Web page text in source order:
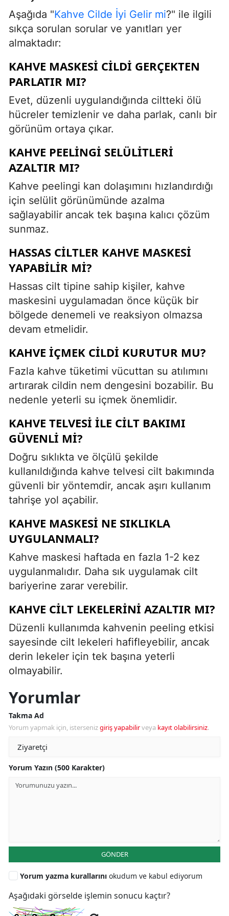
Aşağıda "Kahve Cilde İyi Gelir mi?" ile ilgili
sıkça sorulan sorular ve yanıtları yer
almaktadır:
KAHVE MASKESI CILDI GERÇEKTEN
PARLATIR MI?
Evet, düzenli uygulandığında ciltteki ölü
hücreler temizlenir ve daha parlak, canlı bir
görünüm ortaya çıkar.
KAHVE PEELINGI SELÜLITLERI
AZALTIR MI?
Kahve peelingi kan dolaşımını hızlandırdığı
için selülit görünümünde azalma
sağlayabilir ancak tek başına kalıcı çözüm
sunmaz.
HASSAS CILTLER KAHVE MASKESI
YAPABILIR MI?
Hassas cilt tipine sahip kişiler, kahve
maskesini uygulamadan önce küçük bir
bölgede denemeli ve reaksiyon olmazsa
devam etmelidir.
KAHVE IÇMEK CILDI KURUTUR MU?
Fazla kahve tüketimi vücuttan su atılımını
artırarak cildin nem dengesini bozabilir. Bu
nedenle yeterli su içmek önemlidir.
KAHVE TELVESI ILE CILT BAKIMI
GÜVENLI MI?
Doğru sıklıkta ve ölçülü şekilde
kullanıldığında kahve telvesi cilt bakımında
güvenli bir yöntemdir, ancak aşırı kullanım
tahrişe yol açabilir.
KAHVE MASKESI NE SIKLIKLA
UYGULANMALI?
Kahve maskesi haftada en fazla 1-2 kez
uygulanmalıdır. Daha sık uygulamak cilt
bariyerine zarar verebilir.
KAHVE CILT LEKELERINI AZALTIR MI?
Düzenli kullanımda kahvenin peeling etkisi
sayesinde cilt lekeleri hafifleyebilir, ancak
derin lekeler için tek başına yeterli
olmayabilir.
Yorumlar
Takma Ad
Yorum yapmak için, istersenizgiriş yapabilirveya kayıt olabilirsiniz.
Yorum Yazın (500 Karakter)
GÖNDER
Yorum yazma kurallarını okudum ve kabul ediyorum
Aşağıdaki görselde işlemin sonucu kaçtır?